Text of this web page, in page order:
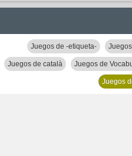
Juegos de -etiqueta-
Juegos de català Juegos de
Juegos